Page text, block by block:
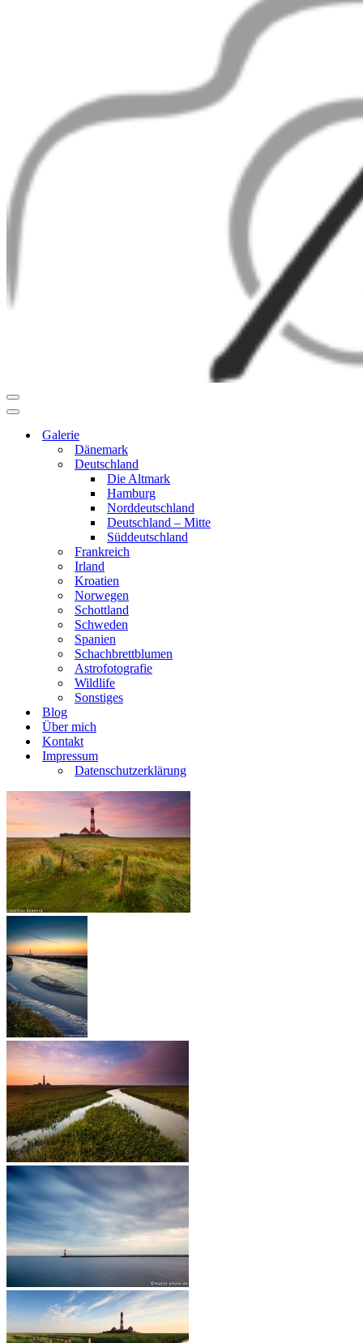
Navigationsmenü
Navigationsmenü
Galerie
Dänemark
Deutschland
Die Altmark
Hamburg
Norddeutschland
Deutschland – Mitte
Süddeutschland
Frankreich
Irland
Kroatien
Norwegen
Schottland
Schweden
Spanien
Schachbrettblumen
Astrofotografie
Wildlife
Sonstiges
Blog
Über mich
Kontakt
Impressum
Datenschutzerklärung